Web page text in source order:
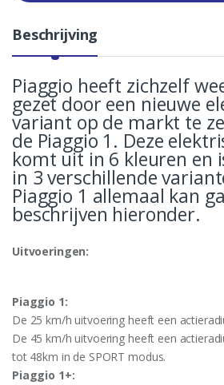
Beschrijving
Piaggio heeft zichzelf
gezet door een nieuwe
variant op de markt te
de Piaggio 1. Deze
komt uit in 6 kleuren en
in 3 verschillende
Piaggio 1 allemaal kan
beschrijven hieronder.
Uitvoeringen:
Piaggio 1:
De 25 km/h uitvoering heeft een
De 45 km/h uitvoering heeft een
tot 48km in de SPORT modus.
Piaggio 1+: